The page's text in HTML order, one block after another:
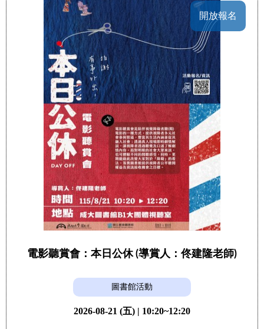
開放報名
電影聽賞會：本日公休 (導賞人：佟建隆老師)
圖書館活動
2026-08-21 (五) | 10:20~12:20